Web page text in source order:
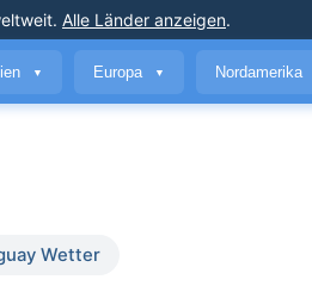
. Alle Länder anzeigen.
▼ Europa ▼ Nordamerika
Wetter